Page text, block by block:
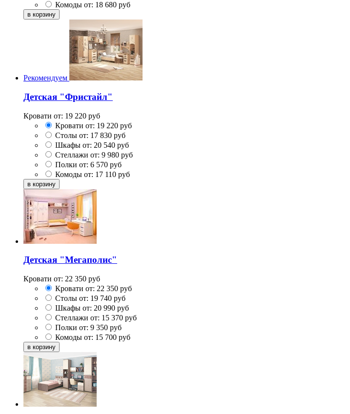
Комоды от: 18 680 руб
Рекомендуем
Детская "Фристайл"
Кровати от: 19 220 руб
Кровати от: 19 220 руб
Столы от: 17 830 руб
Шкафы от: 20 540 руб
Стеллажи от: 9 980 руб
Полки от: 6 570 руб
Комоды от: 17 110 руб
Детская "Мегаполис"
Кровати от: 22 350 руб
Кровати от: 22 350 руб
Столы от: 19 740 руб
Шкафы от: 20 990 руб
Стеллажи от: 15 370 руб
Полки от: 9 350 руб
Комоды от: 15 700 руб